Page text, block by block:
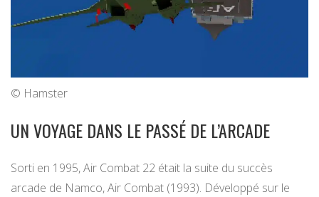
© Hamster
UN VOYAGE DANS LE PASSÉ DE L’ARCADE
Sorti en 1995, Air Combat 22 était la suite du succès
arcade de Namco, Air Combat (1993). Développé sur le